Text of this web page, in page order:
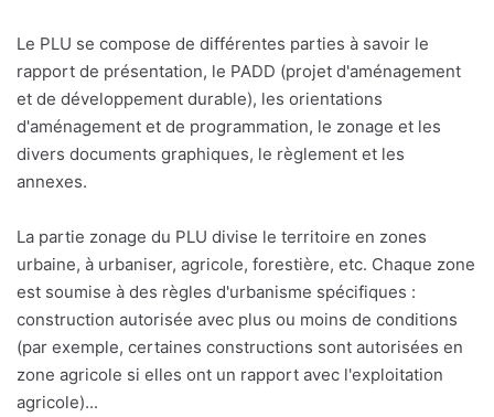
Le PLU se compose de différentes parties à savoir le
rapport de présentation, le PADD (projet d'aménagement
et de développement durable), les orientations
d'aménagement et de programmation, le zonage et les
divers documents graphiques, le règlement et les
annexes.
La partie zonage du PLU divise le territoire en zones
urbaine, à urbaniser, agricole, forestière, etc. Chaque zone
est soumise à des règles d'urbanisme spécifiques :
construction autorisée avec plus ou moins de conditions
(par exemple, certaines constructions sont autorisées en
zone agricole si elles ont un rapport avec l'exploitation
agricole)...